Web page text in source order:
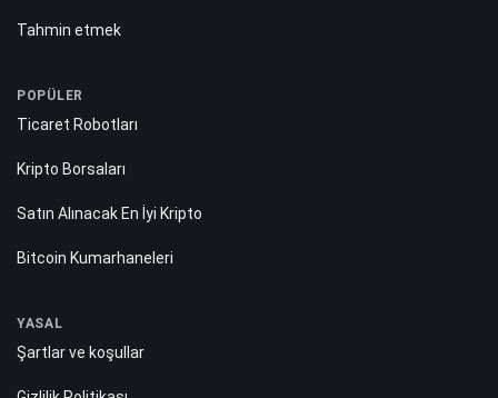
Tahmin etmek
POPÜLER
Ticaret Robotları
Kripto Borsaları
Satın Alınacak En İyi Kripto
Bitcoin Kumarhaneleri
YASAL
Şartlar ve koşullar